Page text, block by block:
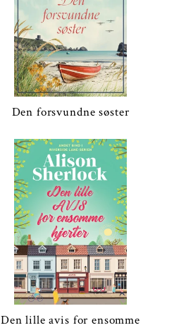
Den forsvundne søster
Den lille avis for ensomme